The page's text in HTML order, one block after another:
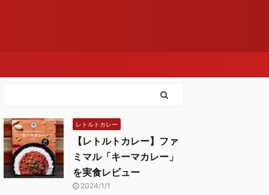
レトルトカレー
【レトルトカレー】ファ
ミマル「キーマカレー」
を実食レビュー
2024/1/1